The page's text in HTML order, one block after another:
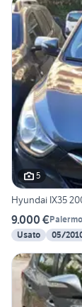
5
Hyundai IX35
9.000 €Palermo
Usato
05/